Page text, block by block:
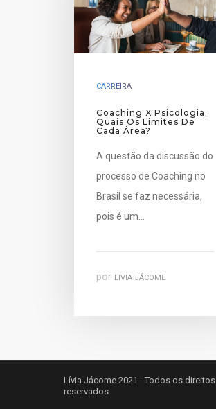
CARREIRA
Coaching X Psicologia:
Quais Os Limites De
Cada Área?
A questão da discussão do
processo de Coaching no
Brasil se faz necessária,
pois é um…
por LIVIA JÁCOME
Lívia Jácome 2021 - Todos os direitos
reservados